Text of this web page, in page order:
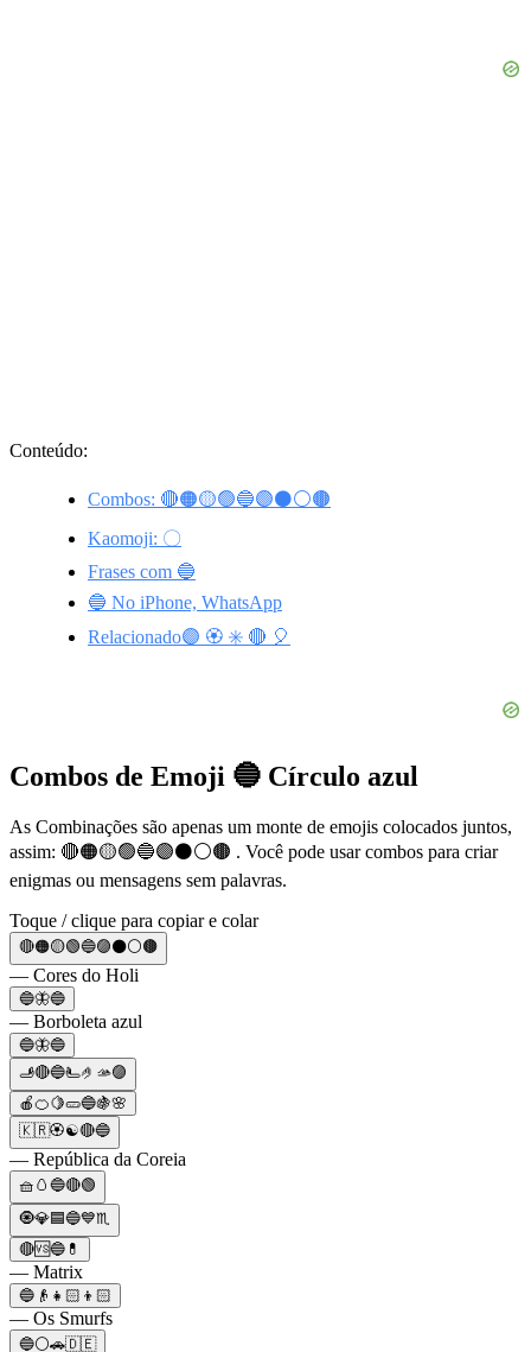
Conteúdo:
Combos: 🔴🟠🟡🟢🔵🟣⚫️⚪️🟤
Kaomoji: 〇
Frases com 🔵
🔵 No iPhone, WhatsApp
Relacionado🟣 🏵️ ✳️ 🔴 🎈
Combos de Emoji 🔵 Círculo azul
As Combinações são apenas um monte de emojis colocados juntos,
assim: 🔴🟠🟡🟢🔵🟣⚫️⚪️🟤 . Você pode usar combos para criar
enigmas ou mensagens sem palavras.
Toque / clique para copiar e colar
🔴🟠🟡🟢🔵🟣⚫️⚪️🟤
— Cores do Holi
🔵🦋🔵
— Borboleta azul
🔵🦋🔵
🫸🔴🔵🫷🤌🫴🟣
🍎🍊🍋🥒🔵🍇🌸
🇰🇷🏵️☯️🔴🔵
— República da Coreia
🧺🥚🔵🔴🟢
🧿💎🟦🔵💙♏
🔴🆚🔵💊
— Matrix
🔵👴👧🏻👦🏻
— Os Smurfs
🔵⚪🚗🇩🇪